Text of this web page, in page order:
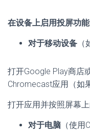
在设备上启用投屏功能
对于移动设备
打开Google Play商店
Chromecast应用（如
打开应用并按照屏幕上
对于电脑 （使用